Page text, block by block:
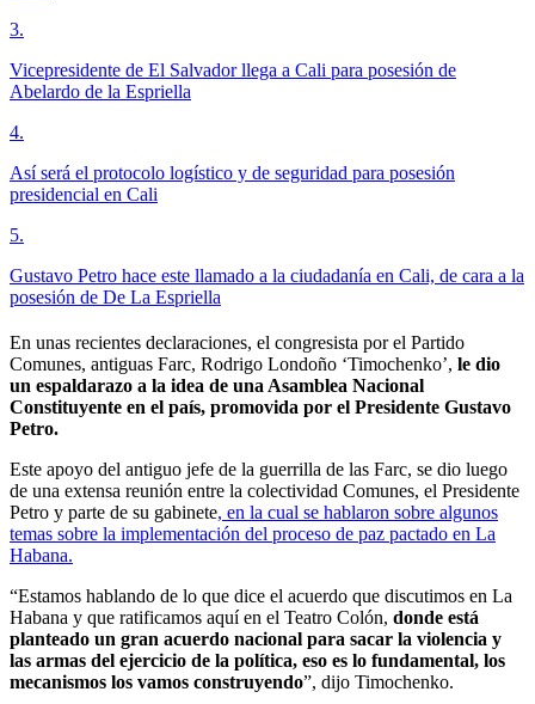
3.
Vicepresidente de El Salvador llega a Cali para posesión de
Abelardo de la Espriella
4.
Así será el protocolo logístico y de seguridad para posesión
presidencial en Cali
5.
Gustavo Petro hace este llamado a la ciudadanía en Cali, de cara a la
posesión de De La Espriella
En unas recientes declaraciones, el congresista por el Partido
Comunes, antiguas Farc, Rodrigo Londoño ‘Timochenko’, le dio
un espaldarazo a la idea de una Asamblea Nacional
Constituyente en el país, promovida por el Presidente Gustavo
Petro.
Este apoyo del antiguo jefe de la guerrilla de las Farc, se dio luego
de una extensa reunión entre la colectividad Comunes, el Presidente
Petro y parte de su gabinete, en la cual se hablaron sobre algunos
temas sobre la implementación del proceso de paz pactado en La
Habana.
“Estamos hablando de lo que dice el acuerdo que discutimos en La
Habana y que ratificamos aquí en el Teatro Colón, donde está
planteado un gran acuerdo nacional para sacar la violencia y
las armas del ejercicio de la política, eso es lo fundamental, los
mecanismos los vamos construyendo”, dijo Timochenko.